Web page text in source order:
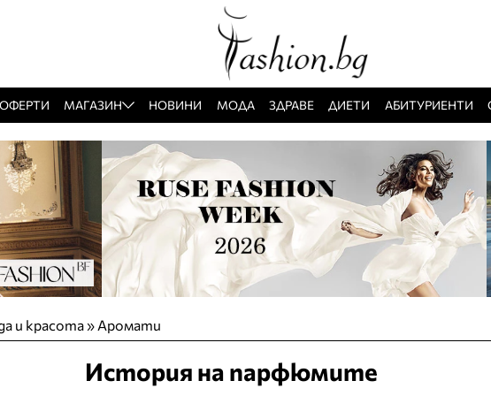
ОФЕРТИ МАГАЗИН НОВИНИ МОДА ЗДРАВЕ ДИЕТИ АБИТУРИЕНТИ
и красота» Аромати
История на парфюмите